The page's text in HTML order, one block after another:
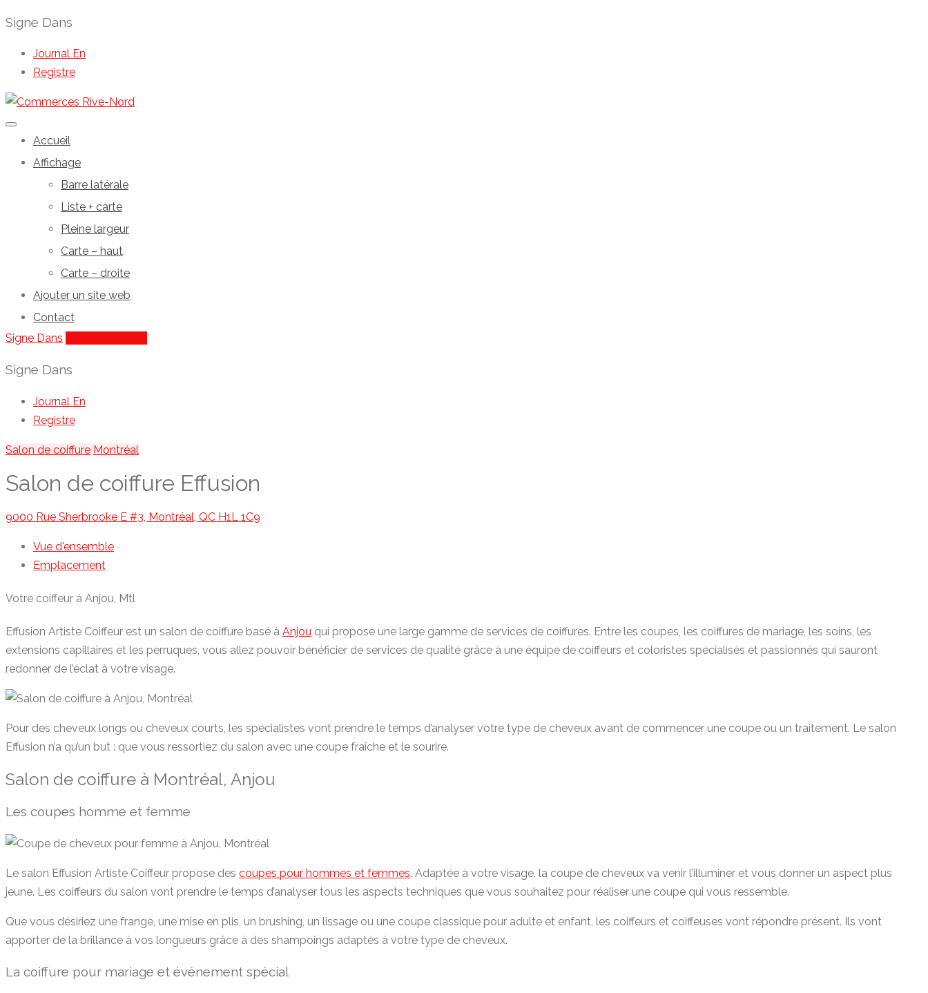
Signe Dans
Journal En
Registre
Accueil
Affichage
Barre latérale
Liste + carte
Pleine largeur
Carte – haut
Carte – droite
Ajouter un site web
Contact
Signe Dans
Signe Dans
Journal En
Registre
Salon de coiffure Montréal
Salon de coiffure Effusion
9000 Rue Sherbrooke E #3, Montréal, QC H1L 1C9
Vue d'ensemble
Emplacement
Votre coiffeur à Anjou, Mtl
Effusion Artiste Coiffeur est un salon de coiffure basé à Anjou qui propose une large gamme de services de coiffures. Entre les coupes, les coiffures de mariage, les soins, les
extensions capillaires et les perruques, vous allez pouvoir bénéficier de services de qualité grâce à une équipe de coiffeurs et coloristes spécialisés et passionnés qui sauront
redonner de l’éclat à votre visage.
Pour des cheveux longs ou cheveux courts, les spécialistes vont prendre le temps d’analyser votre type de cheveux avant de commencer une coupe ou un traitement. Le salon
Effusion n’a qu’un but : que vous ressortiez du salon avec une coupe fraîche et le sourire.
Salon de coiffure à Montréal, Anjou
Les coupes homme et femme
Le salon Effusion Artiste Coiffeur propose des coupes pour hommes et femmes. Adaptée à votre visage, la coupe de cheveux va venir l’illuminer et vous donner un aspect plus
jeune. Les coiffeurs du salon vont prendre le temps d’analyser tous les aspects techniques que vous souhaitez pour réaliser une coupe qui vous ressemble.
Que vous désiriez une frange, une mise en plis, un brushing, un lissage ou une coupe classique pour adulte et enfant, les coiffeurs et coiffeuses vont répondre présent. Ils vont
apporter de la brillance à vos longueurs grâce à des shampoings adaptés à votre type de cheveux.
La coiffure pour mariage et événement spécial